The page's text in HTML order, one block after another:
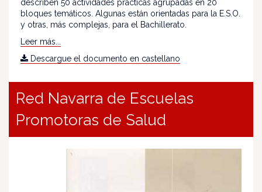
describen 50 actividades prácticas agrupadas en 20
bloques temáticos. Algunas están orientadas para la E.S.O.
y otras, más complejas, para el Bachillerato.
Leer más...
Descargue el documento en castellano
Red Navarra de Escuelas
Promotoras de Salud